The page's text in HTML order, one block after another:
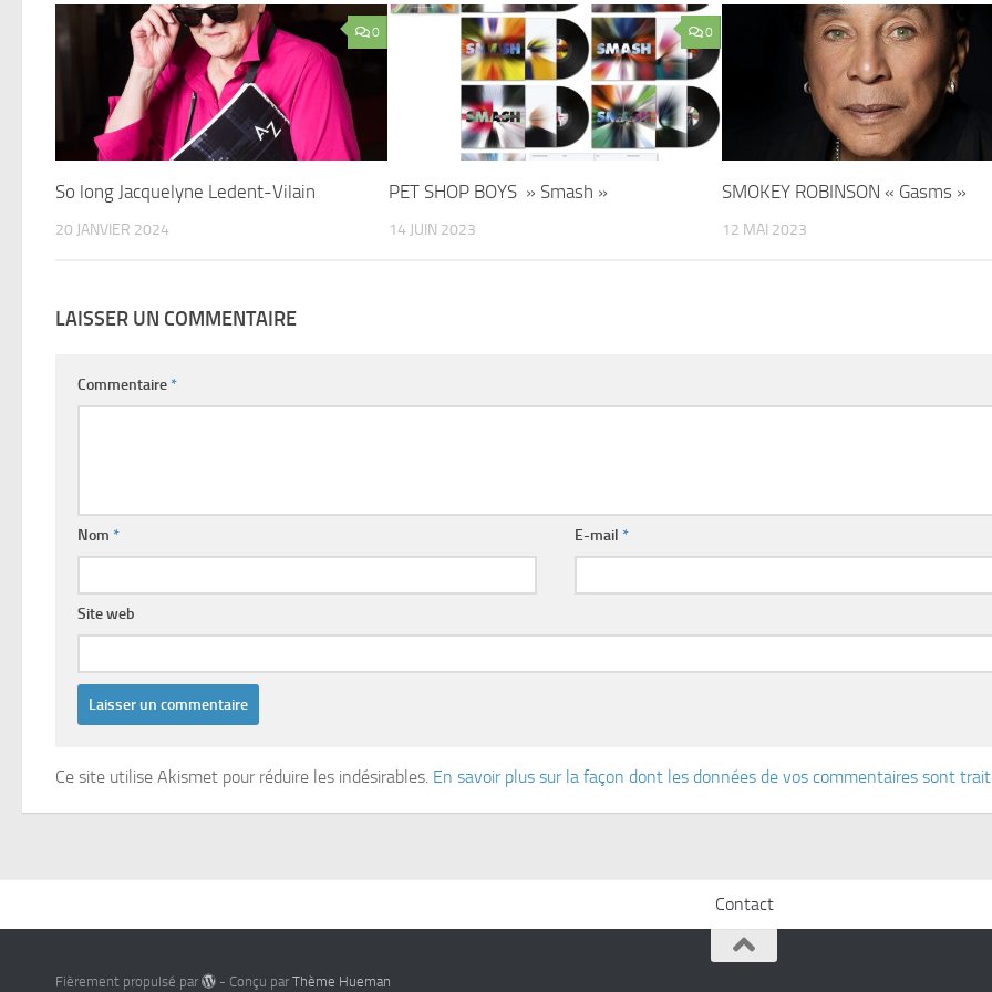
0
So long Jacquelyne Ledent-Vilain
20 JANVIER 2024
0
PET SHOP BOYS » Smash »
14 JUIN 2023
SMOKEY ROBINSON « Gasms »
12 MAI 2023
LAISSER UN COMMENTAIRE
Commentaire*
Nom * E-mail*
Site web
Ce site utilise Akismet pour réduire les indésirables. En savoir plus sur la façon dont les données de vos commentaires sont
Contact
Fièrement propulsé par - Conçu parThème Hueman